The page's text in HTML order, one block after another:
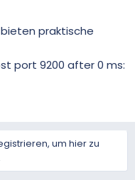
praktische
port 9200 after 0 ms:
um hier zu